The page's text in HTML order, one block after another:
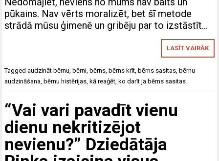
pūkains. Nav vērts moralizēt, bet šī metode
strādā mūsu ģimenē un gribēju par to izstāstīt…
LASĪT VAIRĀK
Taggedaudzināt bērnu, bērni, bērns, bērns krīt, bērns sasitas, bērnu
audzināšana, bērnu histērijas, kā reaģēt, ko darīt ja bērns sasitas
“Vai vari pavadīt vienu
dienu nekritizējot
nevienu?” Dziedātāja